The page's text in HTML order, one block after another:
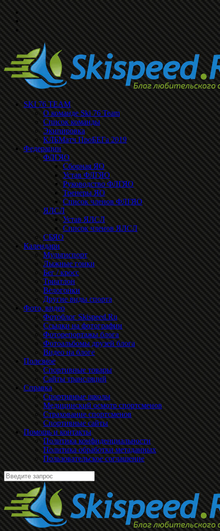
SKI 76 TEAM
О команде Ski 76 Team
Список команды
Экипировка
КЛБМатч ПроБЕГа 2019
Федерации
ФЛГЯО
Сборная ЯО
Устав ФЛГЯО
Руководство ФЛГЯО
Тренеры ЯО
Список членов ФЛГЯО
ЯЛСЛ
Устав ЯЛСЛ
Список членов ЯЛСЛ
СБЯО
Календари
Мультиспорт
Лыжные гонки
Бег / кросс
Триатлон
Велогонки
Другие виды спорта
Фото, видео
Фотоблог Skispeed.Ru
Ссылки на фотографии
Фоторепортажы блога
Фотоальбомы друзей блога
Видео на блоге
Полезное
Спортивные товары
Сайты трансляций
Справка
Спортивные школы
Медицинский осмотр спортсменов
Страхование спортсменов
Спортивные сайты
Помощь и контакты
Политика конфиденциальности
Политика обработки метаданных
Пользовательское соглашение